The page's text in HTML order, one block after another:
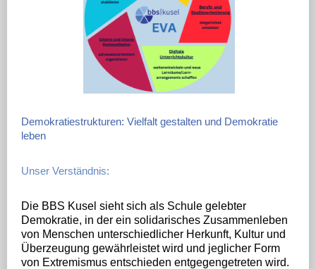
DOWNLOADS
Demokratiestrukturen: Vielfalt gestalten und Demokratie
leben
Unser Verständnis:
Die BBS Kusel sieht sich als Schule gelebter
Demokratie, in der ein solidarisches Zusammenleben
von Menschen unterschiedlicher Herkunft, Kultur und
Überzeugung gewährleistet wird und jeglicher Form
von Extremismus entschieden entgegengetreten wird.